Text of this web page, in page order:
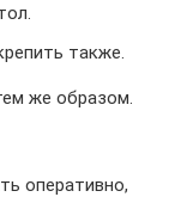
также.
же образом.
оперативно,